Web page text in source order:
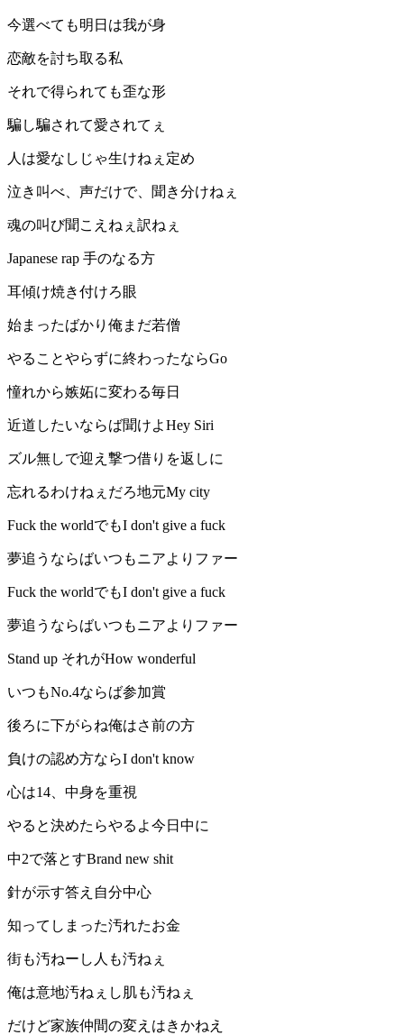
今選べても明日は我が身
恋敵を討ち取る私
それで得られても歪な形
騙し騙されて愛されてぇ
人は愛なしじゃ生けねぇ定め
泣き叫べ、声だけで、聞き分けねぇ
魂の叫び聞こえねぇ訳ねぇ
Japanese rap 手のなる方
耳傾け焼き付けろ眼
始まったばかり俺まだ若僧
やることやらずに終わったならGo
憧れから嫉妬に変わる毎日
近道したいならば聞けよHey Siri
ズル無しで迎え撃つ借りを返しに
忘れるわけねぇだろ地元My city
Fuck the worldでもI don't give a fuck
夢追うならばいつもニアよりファー
Fuck the worldでもI don't give a fuck
夢追うならばいつもニアよりファー
Stand up それがHow wonderful
いつもNo.4ならば参加賞
後ろに下がらね俺はさ前の方
負けの認め方ならI don't know
心は14、中身を重視
やると決めたらやるよ今日中に
中2で落とすBrand new shit
針が示す答え自分中心
知ってしまった汚れたお金
街も汚ねーし人も汚ねぇ
俺は意地汚ねぇし肌も汚ねぇ
だけど家族仲間の変えはきかねえ